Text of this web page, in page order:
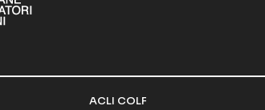
ACLI COLF